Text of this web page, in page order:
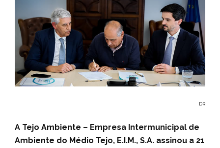
DR
A Tejo Ambiente – Empresa Intermunicipal de
Ambiente do Médio Tejo, E.I.M., S.A. assinou a 21